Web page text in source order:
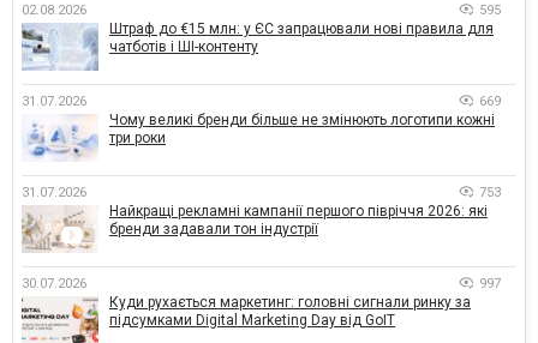
02.08.2026 595
Штраф до €15 млн: у ЄС запрацювали нові правила для
чатботів і ШІ-контенту
31.07.2026 669
Чому великі бренди більше не змінюють логотипи кожні
три роки
31.07.2026 753
Найкращі рекламні кампанії першого півріччя 2026: які
бренди задавали тон індустрії
30.07.2026 997
Куди рухається маркетинг: головні сигнали ринку за
підсумками Digital Marketing Day від GoIT